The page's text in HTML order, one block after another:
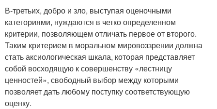
В-третьих, добро и зло, выступая оценочными
категориями, нуждаются в четко определенном
критерии, позволяющем отличать первое от второго.
Таким критерием в моральном мировоззрении должна
стать аксиологическая шкала, которая представляет
собой восходящую к совершенству «лестницу
ценностей», свободный выбор между которыми
позволяет дать любому поступку соответствующую
оценку.